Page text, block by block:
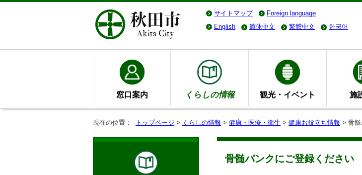
サイトマップ Foreign language
English
简体中文 繁體中文 한국어
窓口案内 くらしの情報 観光・イベント 施
現在の位置： トップページ > くらしの情報 > 健康・医療・衛生 > 健康お役立ち情報 > 骨
骨髄バンクにご登録ください